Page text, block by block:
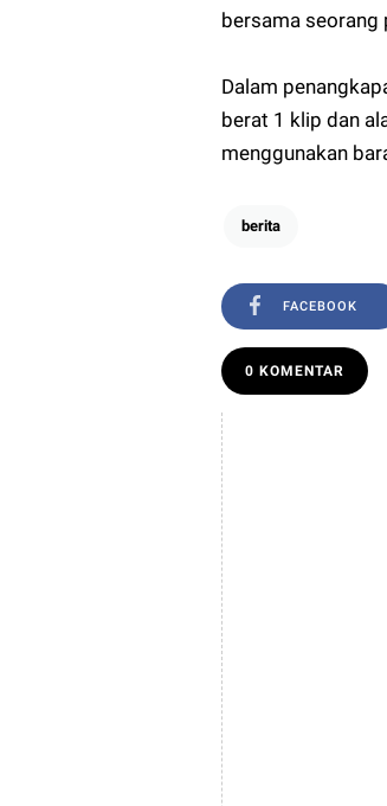
bersama seorang
Dalam
berat 1 klip dan
menggunakan
berita
FACEBOOK
0 KOMENTAR